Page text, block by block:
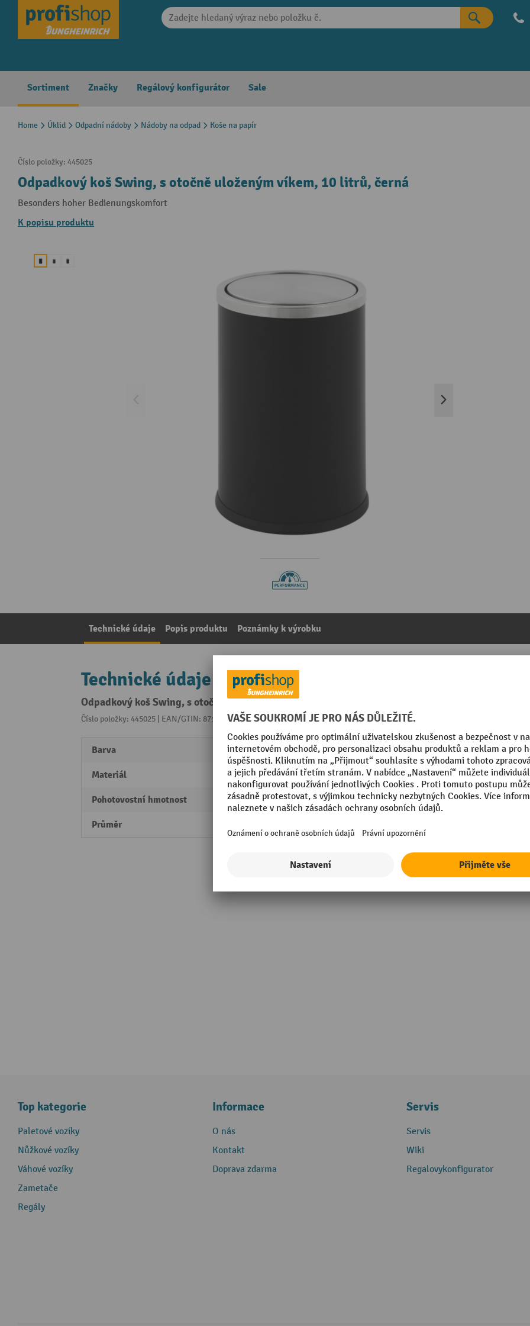
Skip to main navigation
Sortiment Značky Regálový konfigurátor Sale
Home Úklid Odpadní nádoby Nádoby na odpad Koše na papír
Číslo položky: 445025
Odpadkový koš Swing, s otočně uloženým víkem, 10 litrů, černá
Besonders hoher Bedienungskomfort
K popisu produktu
Technické údaje Popis produktu Poznámky k výrobku
Technické údaje
Odpadkový koš Swing, s otočně uloženým víkem, 10 litrů, černá
Číslo položky: 445025 | EAN/GTIN: 8713631650149Z kategorie:Koše na papír
Barva černá
Materiál Ocel
Pohotovostní hmotnost 1,54 kg
Průměr
Segmentu
Výška
Zásobník, objem
Top kategorie
Paletové vozíky
Nůžkové vozíky
Váhové vozíky
Zametače
Regály
Informace
O nás
Kontakt
Doprava zdarma
Servis
Servis
Wiki
Regalovykonfigurator